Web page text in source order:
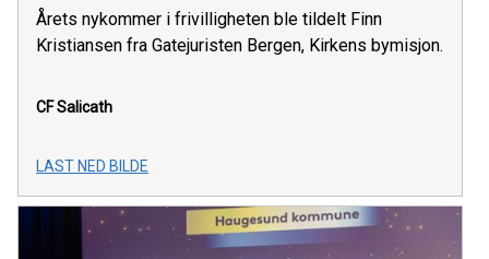
Årets nykommer i frivilligheten ble tildelt Finn
Kristiansen fra Gatejuristen Bergen, Kirkens bymisjon.
CF Salicath
LAST NED BILDE